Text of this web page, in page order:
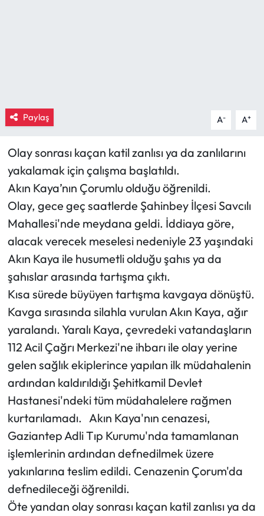
Paylaş A- A+
Olay sonrası kaçan katil zanlısı ya da zanlılarını
yakalamak için çalışma başlatıldı.
Akın Kaya’nın Çorumlu olduğu öğrenildi.
Olay, gece geç saatlerde Şahinbey İlçesi Savcılı
Mahallesi'nde meydana geldi. İddiaya göre,
alacak verecek meselesi nedeniyle 23 yaşındaki
Akın Kaya ile husumetli olduğu şahıs ya da
şahıslar arasında tartışma çıktı.
Kısa sürede büyüyen tartışma kavgaya dönüştü.
Kavga sırasında silahla vurulan Akın Kaya, ağır
yaralandı. Yaralı Kaya, çevredeki vatandaşların
112 Acil Çağrı Merkezi'ne ihbarı ile olay yerine
gelen sağlık ekiplerince yapılan ilk müdahalenin
ardından kaldırıldığı Şehitkamil Devlet
Hastanesi'ndeki tüm müdahalelere rağmen
kurtarılamadı. Akın Kaya'nın cenazesi,
Gaziantep Adli Tıp Kurumu'nda tamamlanan
işlemlerinin ardından defnedilmek üzere
yakınlarına teslim edildi. Cenazenin Çorum'da
defnedileceği öğrenildi.
Öte yandan olay sonrası kaçan katil zanlısı ya da
Kültür Sanat
Magazin
Mecitözü Haberleri
Oğuzlar Haberleri
Ortaköy Haberleri
Osmancık Haberleri
Otomotiv
Resmi İlan
Resmi Reklam
Sağlık
Siyaset
Spor
Sungurlu Haberleri